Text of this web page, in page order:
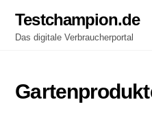
content
Testchampion.de
Das digitale Verbraucherportal